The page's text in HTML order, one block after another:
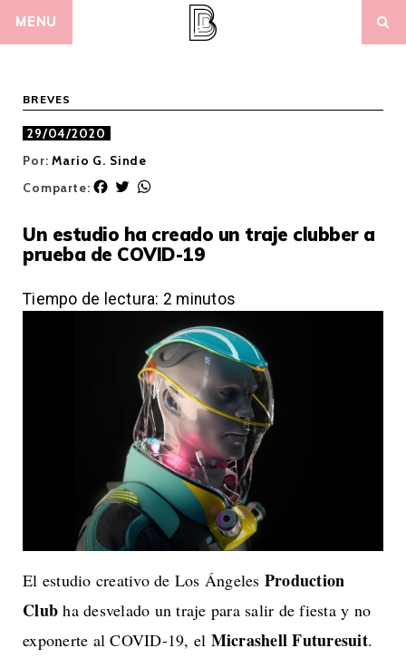
MENU
BREVES
29/04/2020
Por:Mario G. Sinde
Comparte:
F
e
b
o
k
T
t
t
r
t
s
p
p
Un estudio ha creado un traje clubber a
prueba de COVID-19
Tiempo de lectura: 2 minutos
El estudio creativo de Los Ángeles Production
Clubha desvelado un traje para salir de fiesta y no
exponerte al COVID-19, el Micrashell Futuresuit.